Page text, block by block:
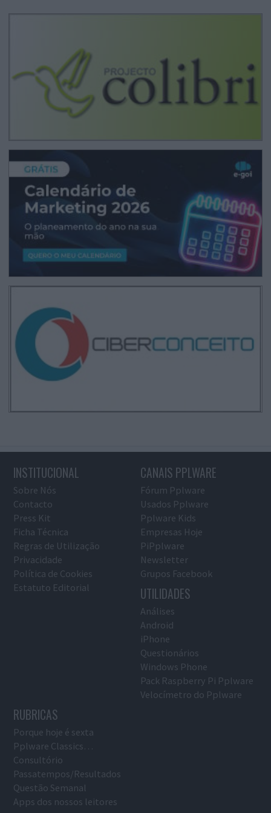
INSTITUCIONAL
Sobre Nós
Contacto
Press Kit
Ficha Técnica
Regras de Utilização
Privacidade
Política de Cookies
Estatuto Editorial
CANAIS PPLWARE
Fórum Pplware
Usados Pplware
Pplware Kids
Empresas Hoje
PiPplware
Newsletter
Grupos Facebook
UTILIDADES
Análises
Android
iPhone
Questionários
Windows Phone
Pack Raspberry Pi Pplware
Velocímetro do Pplware
RUBRICAS
Porque hoje é sexta
Pplware Classics…
Consultório
Passatempos/Resultados
Questão Semanal
Apps dos nossos leitores